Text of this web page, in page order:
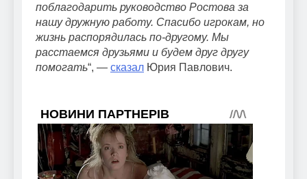
поблагодарить руководство Ростова за
нашу дружную работу. Спасибо игрокам, но
жизнь распорядилась по-другому. Мы
расстаемся друзьями и будем друг другу
помогать“, — сказал Юрия Павлович.